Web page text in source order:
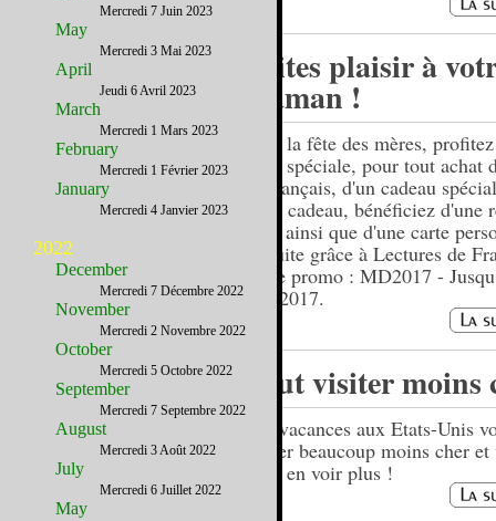
Faites plaisir à
maman !
Pour la fête des mères,
offre spéciale, pour tout achat
en français, d'un cadeau
carte cadeau, bénéficiez d'une
10% ainsi que d'une carte
gratuite grâce à Lectures de
Code promo : MD2017 -
mai 2017.
Tout visiter moins
Vos vacances aux Etats-Unis
coûter beaucoup moins cher et
allez en voir plus !
Mercredi 7 Juin 2023
May
Mercredi 3 Mai 2023
April
Jeudi 6 Avril 2023
March
Mercredi 1 Mars 2023
February
Mercredi 1 Février 2023
January
Mercredi 4 Janvier 2023
2022
December
Mercredi 7 Décembre 2022
November
Mercredi 2 Novembre 2022
October
Mercredi 5 Octobre 2022
September
Mercredi 7 Septembre 2022
August
Mercredi 3 Août 2022
July
Mercredi 6 Juillet 2022
May